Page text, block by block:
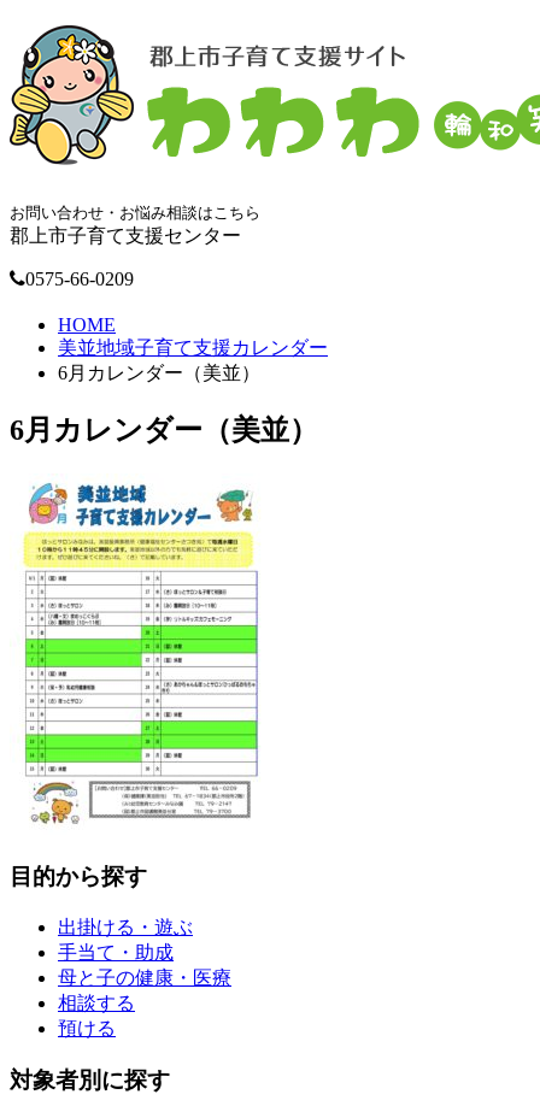
お問い合わせ・お悩み相談はこちら
郡上市子育て支援センター
0575-66-0209
HOME
美並地域子育て支援カレンダー
6月カレンダー（美並）
6月カレンダー（美並）
目的から探す
出掛ける・遊ぶ
手当て・助成
母と子の健康・医療
相談する
預ける
対象者別に探す